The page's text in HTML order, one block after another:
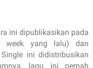
ini dipublikasikan pada
week yang lalu) dan
ini didistribusikan
lagu ini pernah